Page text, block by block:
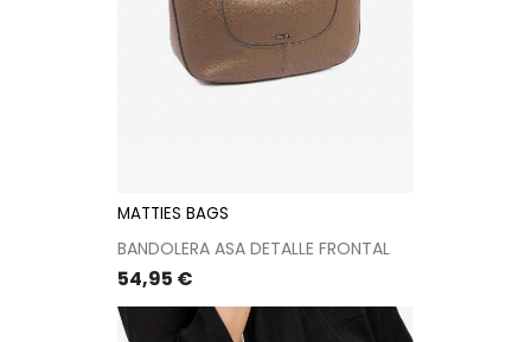
MATTIES BAGS
BANDOLERA ASA DETALLE FRONTAL
Precio
54,95 €